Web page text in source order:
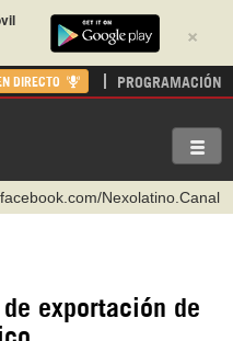
×
DIRECTO PROGRAMACIÓN
Nexolatino.Canal
c/hispantv
exportación de